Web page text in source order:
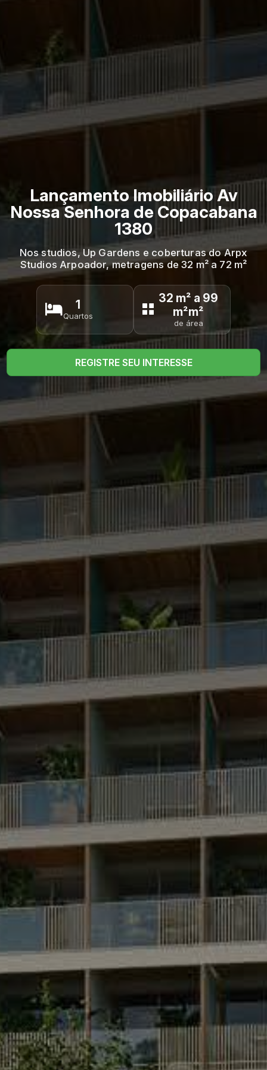
Lançamento Imobiliário Av
Nossa Senhora de Copacabana
1380
Nos studios, Up Gardens e coberturas do Arpx
Studios Arpoador, metragens de 32 m² a 72 m²
1
Quartos
32 m² a 99
m²m²
de área
REGISTRE SEU INTERESSE